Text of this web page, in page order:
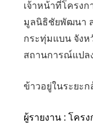
เจ้าหน้าที่โครง
มูลนิธิชัยพัฒนา
กระทุ่มแบน จังห
สถานการณ์แปล
ข้าวอยู่ในระยะก
ผู้รายงาน : โคร